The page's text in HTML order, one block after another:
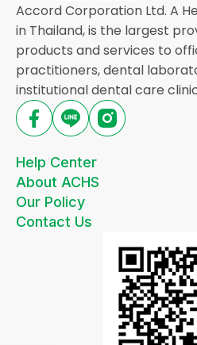
Accord Corporation Ltd. A
in Thailand, is the largest
products and services to
practitioners, dental
institutional dental care
Help Center
About ACHS
Our Policy
Contact Us